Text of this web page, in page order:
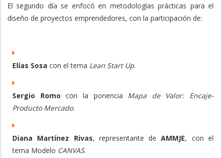
El segundo día se enfocó en metodologías prácticas para el
diseño de proyectos emprendedores, con la participación de:
Elías Sosa con el tema Lean Start Up.
Sergio Romo con la ponencia Mapa de Valor: Encaje-
Producto Mercado.
Diana Martínez Rivas, representante deAMMJE, con el
tema Modelo CANVAS.